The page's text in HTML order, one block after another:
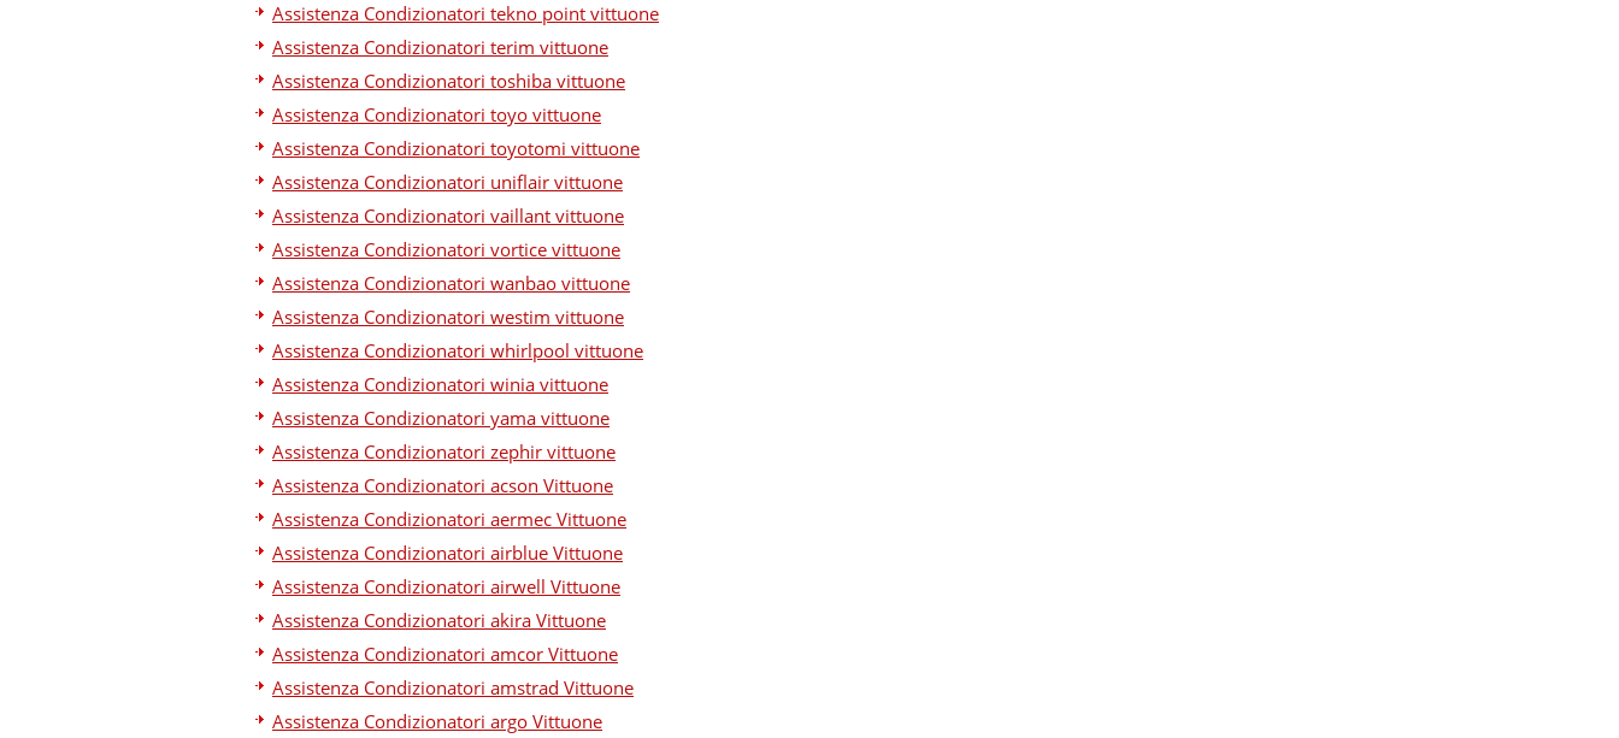
Assistenza Condizionatori tekno point vittuone
Assistenza Condizionatori terim vittuone
Assistenza Condizionatori toshiba vittuone
Assistenza Condizionatori toyo vittuone
Assistenza Condizionatori toyotomi vittuone
Assistenza Condizionatori uniflair vittuone
Assistenza Condizionatori vaillant vittuone
Assistenza Condizionatori vortice vittuone
Assistenza Condizionatori wanbao vittuone
Assistenza Condizionatori westim vittuone
Assistenza Condizionatori whirlpool vittuone
Assistenza Condizionatori winia vittuone
Assistenza Condizionatori yama vittuone
Assistenza Condizionatori zephir vittuone
Assistenza Condizionatori acson Vittuone
Assistenza Condizionatori aermec Vittuone
Assistenza Condizionatori airblue Vittuone
Assistenza Condizionatori airwell Vittuone
Assistenza Condizionatori akira Vittuone
Assistenza Condizionatori amcor Vittuone
Assistenza Condizionatori amstrad Vittuone
Assistenza Condizionatori argo Vittuone